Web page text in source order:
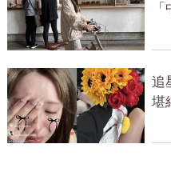
追
堪